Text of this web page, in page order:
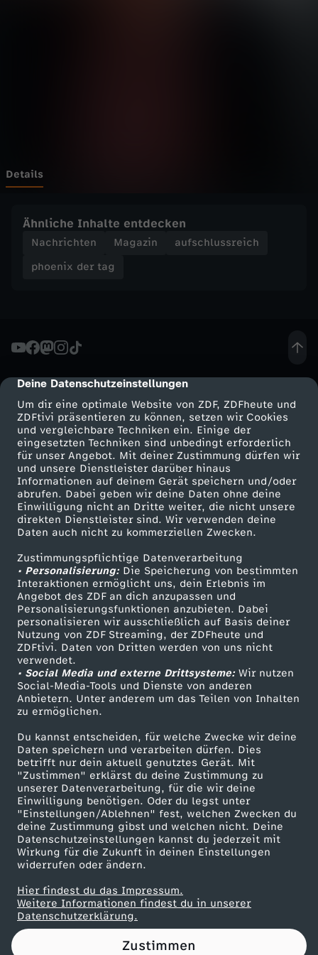
cmp-dialog-description
Deine Datenschutzeinstellungen
Um dir eine optimale Website von ZDF, ZDFheute und
ZDFtivi präsentieren zu können, setzen wir Cookies
und vergleichbare Techniken ein. Einige der
eingesetzten Techniken sind unbedingt erforderlich
für unser Angebot. Mit deiner Zustimmung dürfen wir
und unsere Dienstleister darüber hinaus
Informationen auf deinem Gerät speichern und/oder
abrufen. Dabei geben wir deine Daten ohne deine
Einwilligung nicht an Dritte weiter, die nicht unsere
direkten Dienstleister sind. Wir verwenden deine
Daten auch nicht zu kommerziellen Zwecken.
Zustimmungspflichtige Datenverarbeitung
• Personalisierung:Die Speicherung von bestimmten
Interaktionen ermöglicht uns, dein Erlebnis im
Angebot des ZDF an dich anzupassen und
Personalisierungsfunktionen anzubieten. Dabei
personalisieren wir ausschließlich auf Basis deiner
Nutzung von ZDF Streaming, der ZDFheute und
ZDFtivi. Daten von Dritten werden von uns nicht
verwendet.
• Social Media und externe Drittsysteme:Wir nutzen
Social-Media-Tools und Dienste von anderen
Anbietern. Unter anderem um das Teilen von Inhalten
zu ermöglichen.
Du kannst entscheiden, für welche Zwecke wir deine
Daten speichern und verarbeiten dürfen. Dies
betrifft nur dein aktuell genutztes Gerät. Mit
"Zustimmen" erklärst du deine Zustimmung zu
unserer Datenverarbeitung, für die wir deine
Einwilligung benötigen. Oder du legst unter
"Einstellungen/Ablehnen" fest, welchen Zwecken du
deine Zustimmung gibst und welchen nicht. Deine
Datenschutzeinstellungen kannst du jederzeit mit
Wirkung für die Zukunft in deinen Einstellungen
widerrufen oder ändern.
Hier findest du das Impressum.
Weitere Informationen findest du in unserer
Datenschutzerklärung.
Zustimmen
g
P
i
t
i
s
c
h
e
S
i
t
u
a
t
i
o
n
v
o
Details
Ähnliche Inhalte entdecken
Nachrichten Magazin
aufschlussreich
phoenix der tag
Mehr ZDF
ZDF-Apps
Smart TV
ZDFtext
Livestreams
Sendungen A-Z
TV-Programm
Service
ZDFmitreden
Kontakt zum ZDF
Tickets
Zuschauerservice
Hilfe
ZDF Unternehmen
Karriere
ZDF goes Schule
Werbefernsehen
Mainzelmännchen
Partner